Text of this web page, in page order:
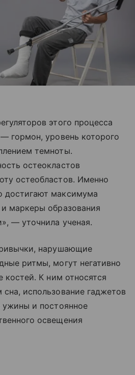
этого процесса
гормон, уровень которого
темноты.
остеокластов
остеобластов. Именно
достигают максимума
маркеры образования
— уточнила ученая.
нарушающие
ритмы, могут негативно
костей. К ним относятся
использование гаджетов
ужины и постоянное
освещения